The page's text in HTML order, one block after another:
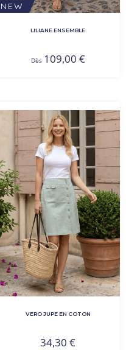
NEW
LILIANE ENSEMBLE
Dès 109,00 €
VERO JUPE EN COTON
34,30 €